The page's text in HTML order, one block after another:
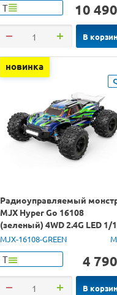
Т 10 490
В
новинка
Радиоуправляемый
MJX Hyper Go 16108
(зеленый) 4WD 2.4G LED 1/
RTR
MJX-16108-GREEN
Т 4 790
В